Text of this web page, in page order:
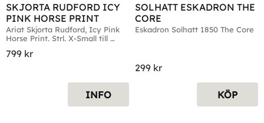
SKJORTA RUDFORD ICY
PINK HORSE PRINT
Ariat Skjorta Rudford, Icy Pink
Horse Print. Strl. X-Small till
799 kr
INFO
SOLHATT ESKADRON THE
CORE
Eskadron Solhatt 1850 The Core
299 kr
KÖP